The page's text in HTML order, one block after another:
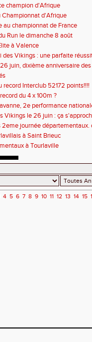
champion d'Afrique
Championnat d'Afrique
au championnat de France
Run le dimanche 8 août
à Valence
des Vikings : une parfaite
juin, dixième anniversaire
record Interclub 52172 points!!!!
du 4 x 100m ?
2e performance
Vikings le 26 juin : ça
2eme journée
à Saint Brieuc
à Tourlaville
4 5 6 7 8 9 10 11 12 13 14 15